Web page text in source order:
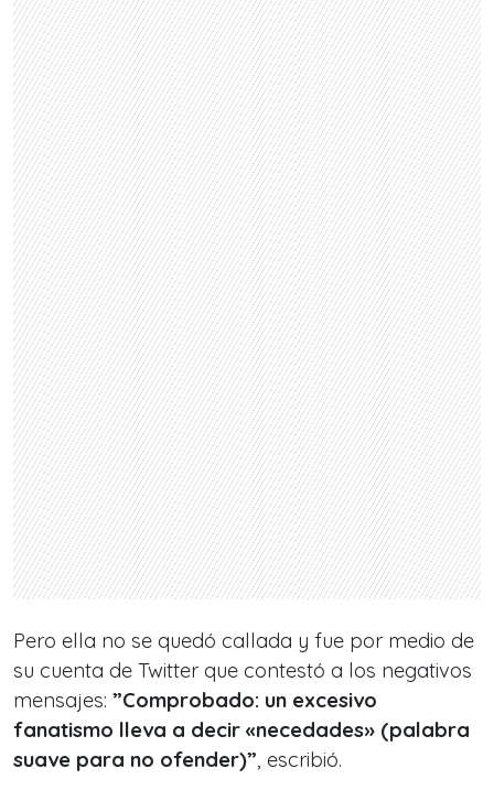
Pero ella no se quedó callada y fue por medio de
su cuenta de Twitter que contestó a los negativos
mensajes: ”Comprobado: un excesivo
fanatismo lleva a decir «necedades» (palabra
suave para no ofender)”, escribió.